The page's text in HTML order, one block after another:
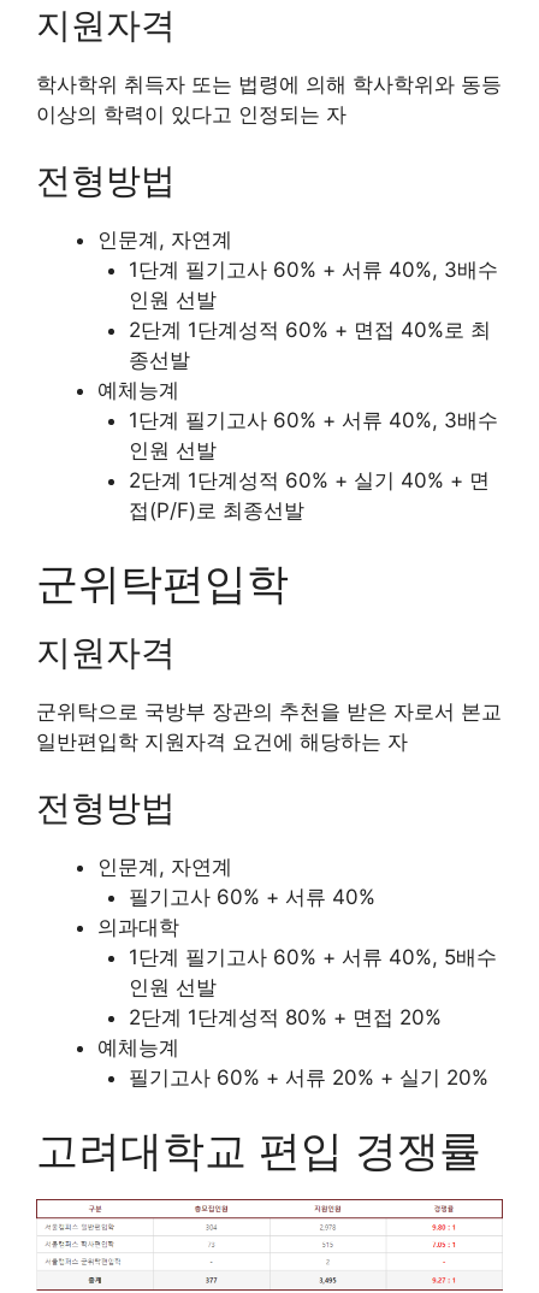
지원자격
학사학위 취득자 또는 법령에 의해 학사학위와 동등
이상의 학력이 있다고 인정되는 자
전형방법
인문계, 자연계
1단계 필기고사 60% + 서류 40%, 3배수
인원 선발
2단계 1단계성적 60% + 면접 40%로 최
종선발
예체능계
1단계 필기고사 60% + 서류 40%, 3배수
인원 선발
2단계 1단계성적 60% + 실기 40% + 면
접(P/F)로 최종선발
군위탁편입학
지원자격
군위탁으로 국방부 장관의 추천을 받은 자로서 본교
일반편입학 지원자격 요건에 해당하는 자
전형방법
인문계, 자연계
필기고사 60% + 서류 40%
의과대학
1단계 필기고사 60% + 서류 40%, 5배수
인원 선발
2단계 1단계성적 80% + 면접 20%
예체능계
필기고사 60% + 서류 20% + 실기 20%
고려대학교 편입 경쟁률